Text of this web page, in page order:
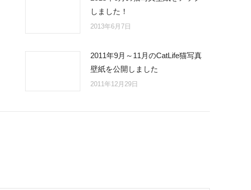
しました！
2013年6月7日
2011年9月～11月のCatLife猫写真
壁紙を公開しました
2011年12月29日